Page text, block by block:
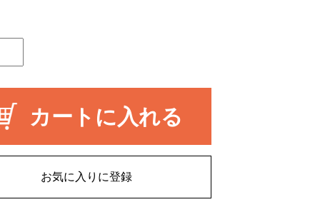
カートに入れる
お気に入りに登録